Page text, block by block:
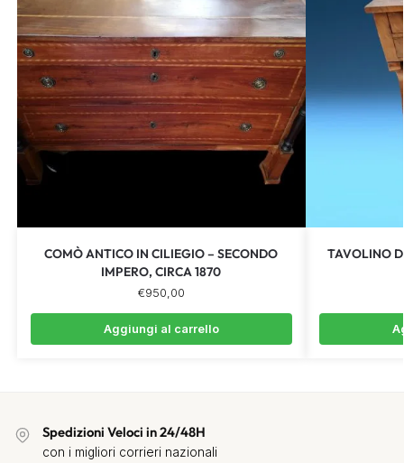
COMÒ ANTICO IN CILIEGIO – SECONDO
IMPERO, CIRCA 1870
€950,00
Aggiungi al carrello
TAVOLINO
Spedizioni Veloci in 24/48H
con i migliori corrieri nazionali